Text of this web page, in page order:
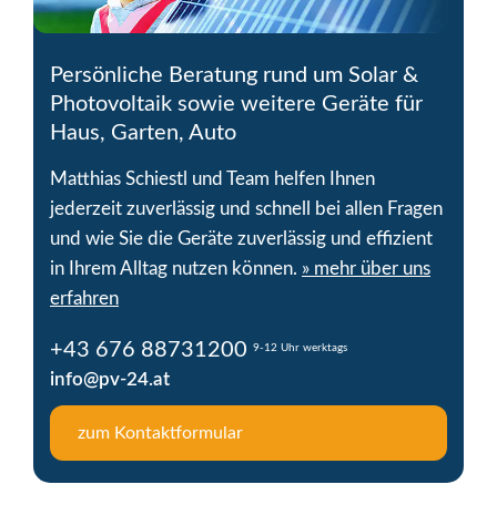
Persönliche Beratung rund um Solar &
Photovoltaik sowie weitere Geräte für
Haus, Garten, Auto
Matthias Schiestl und Team helfen Ihnen
jederzeit zuverlässig und schnell bei allen Fragen
und wie Sie die Geräte zuverlässig und effizient
in Ihrem Alltag nutzen können. » mehr über uns
erfahren
+43 676 88731200 9-12 Uhr werktags
info@pv-24.at
zum Kontaktformular